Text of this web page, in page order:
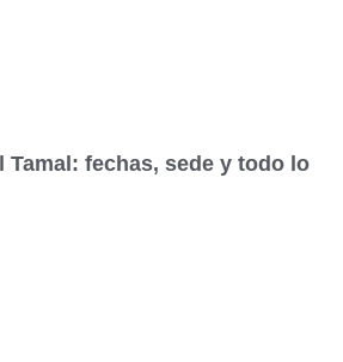
Tamal: fechas, sede y todo lo